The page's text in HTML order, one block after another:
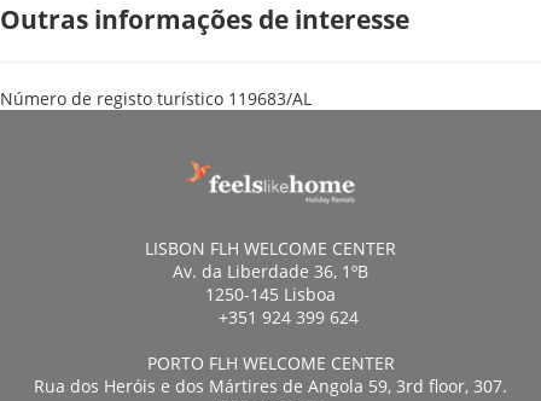
Outras informações de interesse
Número de registo turístico 119683/AL
LISBON FLH WELCOME CENTER
Av. da Liberdade 36, 1ºB
1250-145 Lisboa
+351 924 399 624
PORTO FLH WELCOME CENTER
Rua dos Heróis e dos Mártires de Angola 59, 3rd floor, 307.